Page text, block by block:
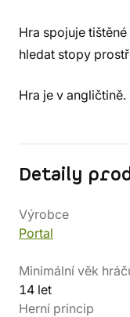
Hra spojuje
hledat stopy
Hra je v angličtině.
Detaily
Výrobce
Portal
Minimální věk
14 let
Herní princip